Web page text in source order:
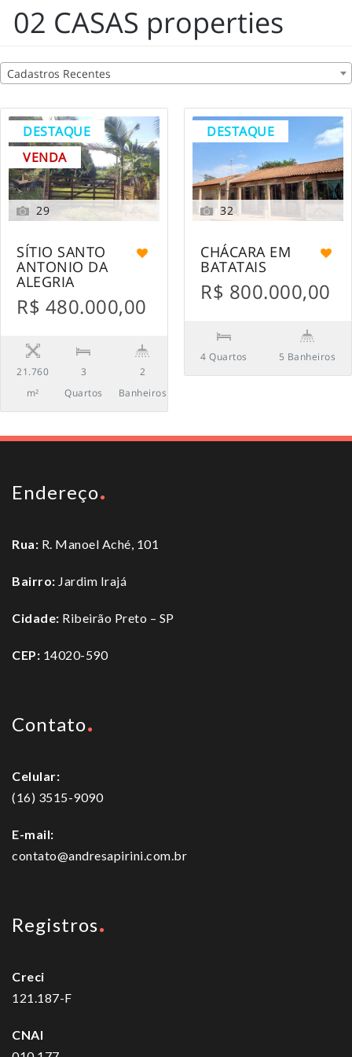
02 CASAS properties
Cadastros Recentes
DESTAQUE
VENDA
29
SÍTIO SANTO
ANTONIO DA
ALEGRIA
R$ 480.000,00
21.760
m²
3
Quartos
2
Banheiros
DESTAQUE
32
CHÁCARA EM
BATATAIS
R$ 800.000,00
4 Quartos 5 Banheiros
Endereço
Rua: R. Manoel Aché, 101
Bairro: Jardim Irajá
Cidade: Ribeirão Preto – SP
CEP: 14020-590
Contato
Celular:
(16) 3515-9090
E-mail:
contato@andresapirini.com.br
Registros
Creci
121.187-F
CNAI